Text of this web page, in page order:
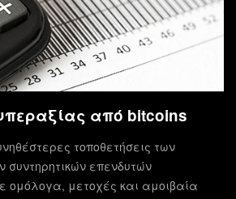
από bitcoins
τοποθετήσεις των
επενδυτών
ομόλογα, μετοχές και αμοιβαία